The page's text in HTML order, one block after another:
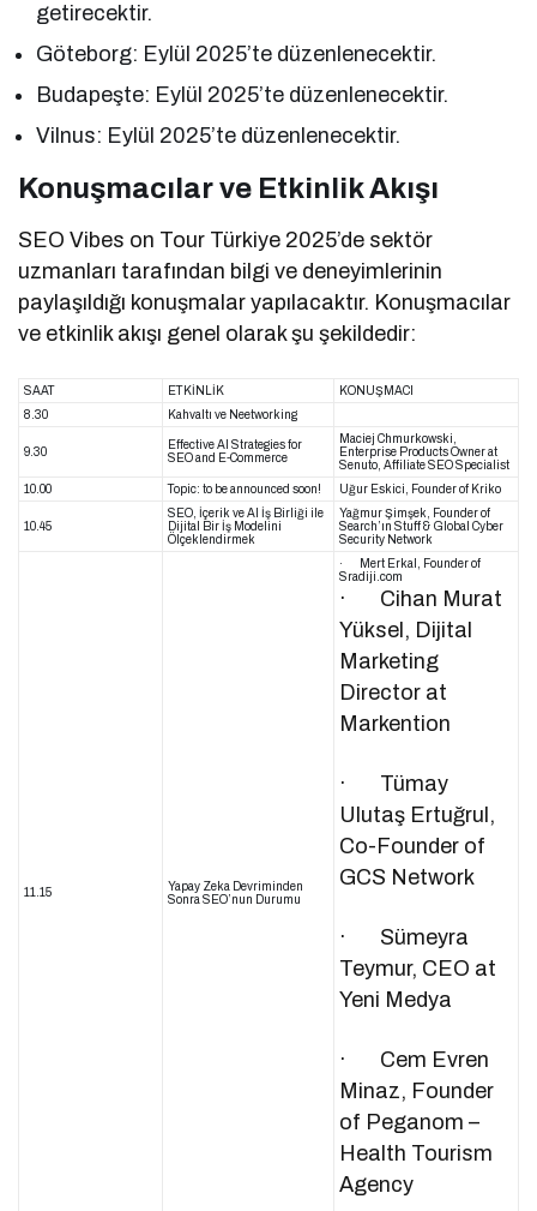
getirecektir.
Göteborg: Eylül 2025’te düzenlenecektir.
Budapeşte: Eylül 2025’te düzenlenecektir.
Vilnus: Eylül 2025’te düzenlenecektir.
Konuşmacılar ve Etkinlik Akışı
SEO Vibes on Tour Türkiye 2025’de sektör
uzmanları tarafından bilgi ve deneyimlerinin
paylaşıldığı konuşmalar yapılacaktır. Konuşmacılar
ve etkinlik akışı genel olarak şu şekildedir:
SAAT ETKİNLİK
KONUŞMACI
8.30
Kahvaltı ve Neetworking
9.30
Effective Al Strategies for
SEO and E-Commerce
Maciej Chmurkowski,
Enterprise Products Owner at
Senuto, Affiliate SEO Specialist
10.00
Topic: to be announced soon! Uğur Eskici, Founder of Kriko
10.45
SEO, İçerik ve Al İş Birliği ile
Dijital Bir İş Modelini
Ölçeklendirmek
Yağmur Şimşek, Founder of
Search’ın Stuff & Global Cyber
Security Network
11.15
Yapay Zeka Devriminden
Sonra SEO’nun Durumu
· Mert Erkal, Founder of
Sradiji.com
· Cihan Murat
Yüksel, Dijital
Marketing
Director at
Markention
· Tümay
Ulutaş Ertuğrul,
Co-Founder of
GCS Network
· Sümeyra
Teymur, CEO at
Yeni Medya
· Cem Evren
Minaz, Founder
of Peganom –
Health Tourism
Agency